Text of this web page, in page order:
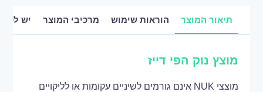
תיאור המוצר הוראות שימוש מרכיבי המוצר יש
מוצץ נוק הפי דייז
מוצצי NUK אינם גורמים לשיניים עקומות או לליקויים